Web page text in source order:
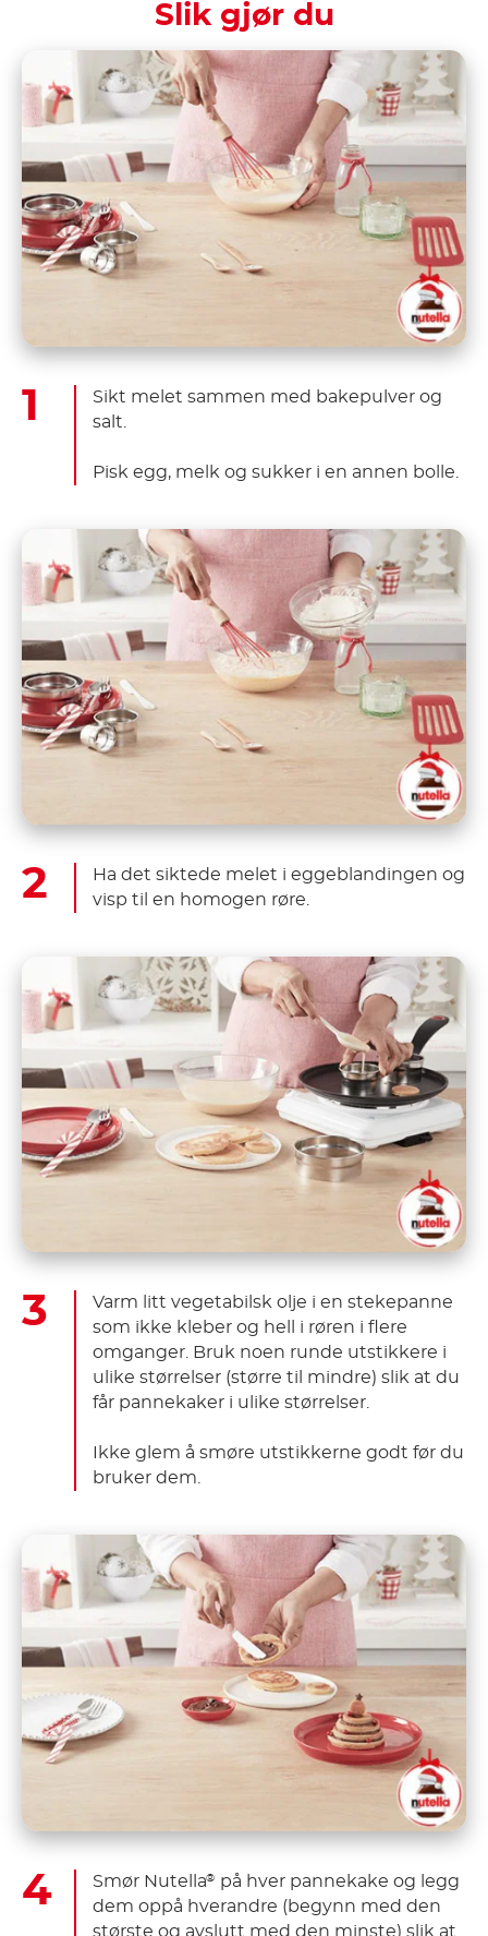
Slik gjør du
Sikt melet sammen med bakepulver og
salt.
Pisk egg, melk og sukker i en annen bolle.
Ha det siktede melet i eggeblandingen og
visp til en homogen røre.
Varm litt vegetabilsk olje i en stekepanne
som ikke kleber og hell i røren i flere
omganger. Bruk noen runde utstikkere i
ulike størrelser (større til mindre) slik at du
får pannekaker i ulike størrelser.
Ikke glem å smøre utstikkerne godt før du
bruker dem.
Smør Nutella® på hver pannekake og legg
dem oppå hverandre (begynn med den
største og avslutt med den minste) slik at